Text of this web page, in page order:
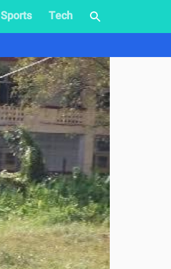
Sports
Tech